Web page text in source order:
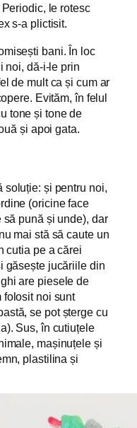
le rotesc
s-a plictisit.
bani. În loc
noi, dă-i-le prin
de mult ca și cum ar
Evităm, în felul
tone și tone de
și apoi gata.
soluție: și pentru noi,
(oricine face
pună și unde), dar
mai stă să caute un
cutia pe a cărei
găsește jucăriile din
are piesele de
folosit noi sunt
se pot șterge cu
Sus, în cutiuțele
mașinuțele și
plastilina și